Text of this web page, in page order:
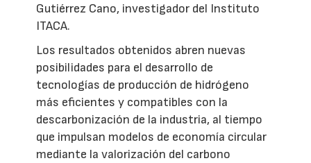
Gutiérrez Cano, investigador del Instituto
ITACA.
Los resultados obtenidos abren nuevas
posibilidades para el desarrollo de
tecnologías de producción de hidrógeno
más eficientes y compatibles con la
descarbonización de la industria, al tiempo
que impulsan modelos de economía circular
mediante la valorización del carbono